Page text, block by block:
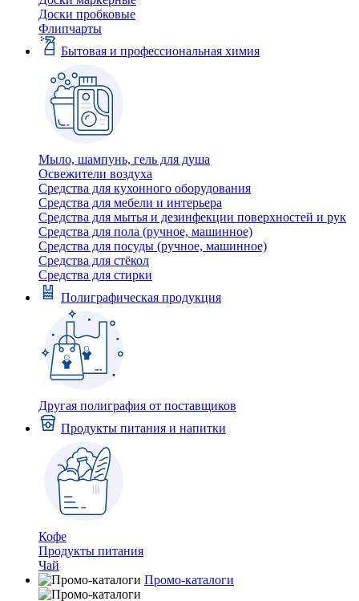
Доски пробковые
Флипчарты
Бытовая и профессиональная химия
Мыло, шампунь, гель для душа
Освежители воздуха
Средства для кухонного оборудования
Средства для мебели и интерьера
Средства для мытья и дезинфекции поверхностей и рук
Средства для пола (ручное, машинное)
Средства для посуды (ручное, машинное)
Средства для стёкол
Средства для стирки
Полиграфическая продукция
Другая полиграфия от поставщиков
Продукты питания и напитки
Кофе
Продукты питания
Чай
Промо-каталоги